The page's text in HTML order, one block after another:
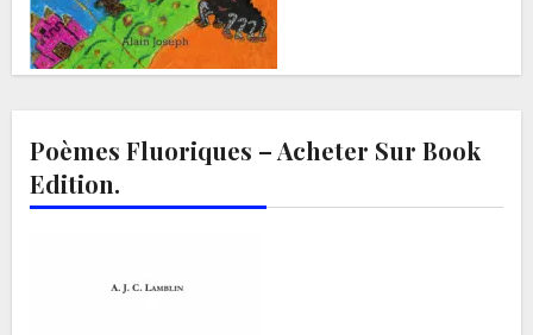
Poèmes Fluoriques – Acheter Sur Book
Edition.